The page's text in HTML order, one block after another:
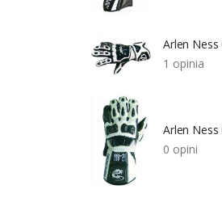
Arlen Ness
1 opinia
Arlen Ness
0 opini